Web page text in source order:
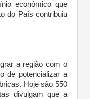
econômico que
do País contribuiu
a região com o
de potencializar a
Hoje são 550
divulgam que a